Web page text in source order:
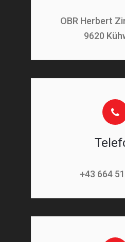
OBR Herbert
9620
+43 664